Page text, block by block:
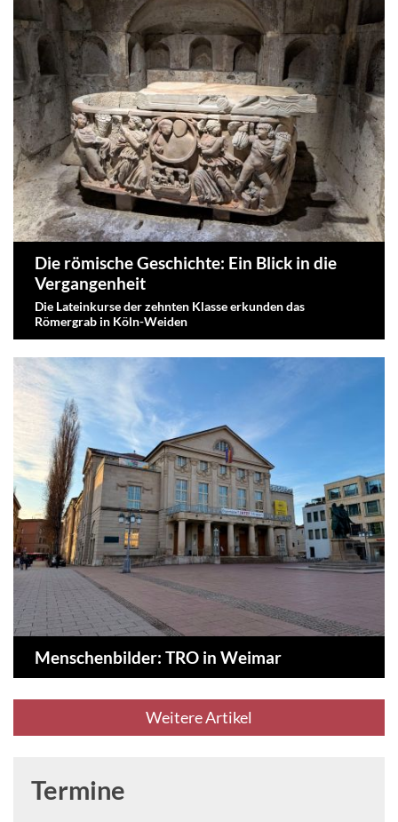
Die römische Geschichte: Ein Blick in die
Vergangenheit
Die Lateinkurse der zehnten Klasse erkunden das
Römergrab in Köln-Weiden
Menschenbilder: TRO in Weimar
Weitere Artikel
Termine